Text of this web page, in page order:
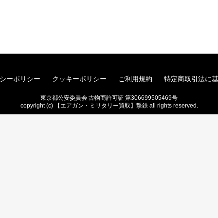
ーポリシー クッキーポリシー ご利用規約 特定商取引法に
東京都公安委員会 古物商許可証 第306699505469号
copyright (c) 【エアガン・ミリタリー買取】撃鉄 all rights reserved.